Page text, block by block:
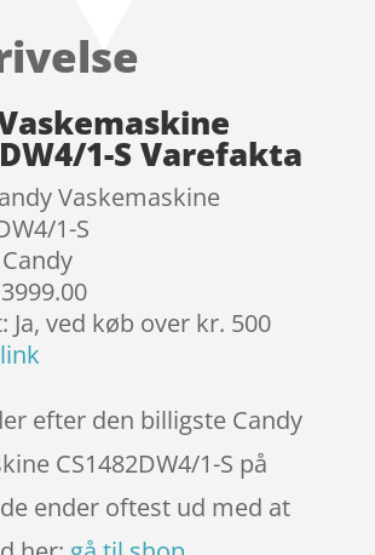
1-S Varefakta
Vaskemaskine
1-S
Ja, ved køb over kr. 500
efter den billigste Candy
CS1482DW4/1-S på
ender oftest ud med at